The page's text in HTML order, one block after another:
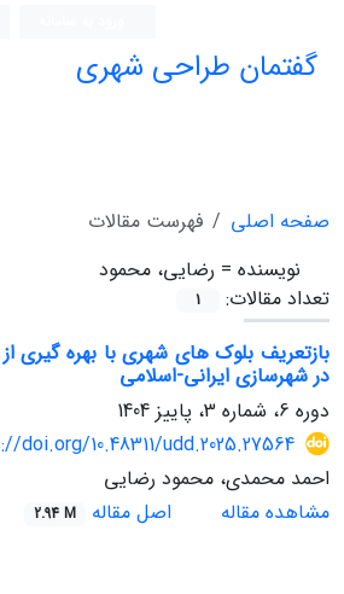
گفتمان طراحی شهری
صفحه اصلی
فهرست مقالات
نویسنده = رضایی، محمود
تعداد مقالات:
1
بازتعریف بلوک های شهری با بهره گیری
در شهرسازی ایرانی-اسلامی
دوره 6، شماره 3، پاییز 1404
doi.org/10.48311/udd.2025.27564
احمد محمدی، محمود رضایی
مشاهده مقاله
اصل مقاله 2.94 M